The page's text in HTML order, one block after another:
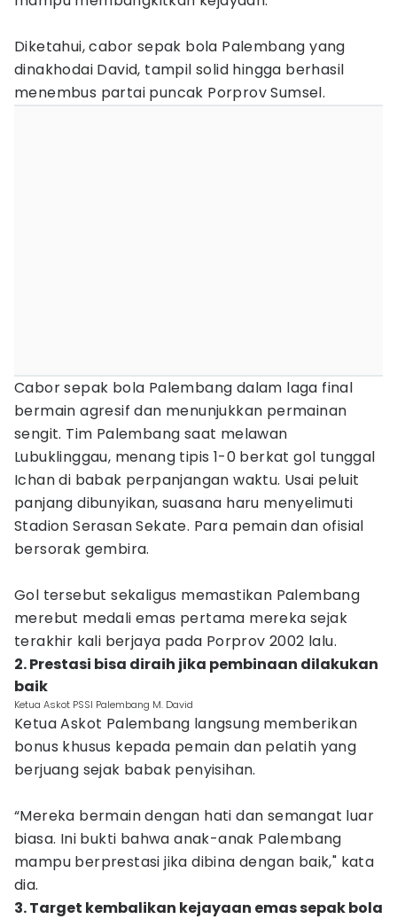
Diketahui, cabor sepak bola Palembang yang
dinakhodai David, tampil solid hingga berhasil
menembus partai puncak Porprov Sumsel.
Cabor sepak bola Palembang dalam laga final
bermain agresif dan menunjukkan permainan
sengit. Tim Palembang saat melawan
Lubuklinggau, menang tipis 1-0 berkat gol tunggal
Ichan di babak perpanjangan waktu. Usai peluit
panjang dibunyikan, suasana haru menyelimuti
Stadion Serasan Sekate. Para pemain dan ofisial
bersorak gembira.
Gol tersebut sekaligus memastikan Palembang
merebut medali emas pertama mereka sejak
terakhir kali berjaya pada Porprov 2002 lalu.
2. Prestasi bisa diraih jika pembinaan dilakukan
baik
Ketua Askot PSSI Palembang M. David
Ketua Askot Palembang langsung memberikan
bonus khusus kepada pemain dan pelatih yang
berjuang sejak babak penyisihan.
“Mereka bermain dengan hati dan semangat luar
biasa. Ini bukti bahwa anak-anak Palembang
mampu berprestasi jika dibina dengan baik," kata
dia.
3. Target kembalikan kejayaan emas sepak bola